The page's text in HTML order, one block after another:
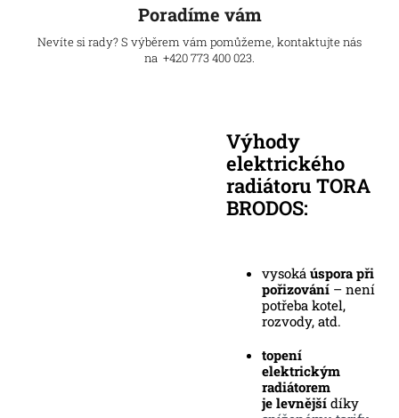
Poradíme vám
Nevíte si rady? S výběrem vám pomůžeme, kontaktujte nás
na +420 773 400 023.
Výhody
elektrického
radiátoru TORA
BRODOS:
vysoká úspora při
pořizování – není
potřeba kotel,
rozvody, atd.
topení
elektrickým
radiátorem
je levnější díky